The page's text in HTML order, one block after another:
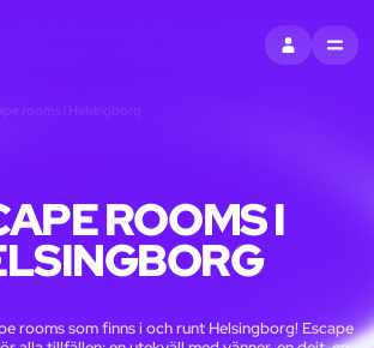
LOGGA INMENU
rooms i Helsingborg
ROOMS I
rooms som finns i och runt Helsingborg! Escape